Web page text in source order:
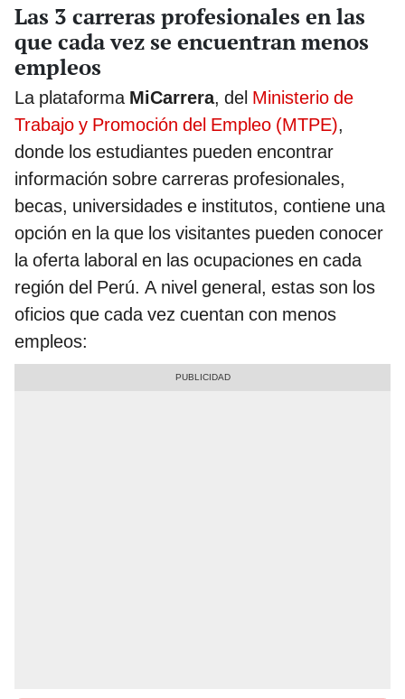
Las 3 carreras profesionales en las
que cada vez se encuentran menos
empleos
La plataforma MiCarrera, del Ministerio de
Trabajo y Promoción del Empleo (MTPE),
donde los estudiantes pueden encontrar
información sobre carreras profesionales,
becas, universidades e institutos, contiene una
opción en la que los visitantes pueden conocer
la oferta laboral en las ocupaciones en cada
región del Perú. A nivel general, estas son los
oficios que cada vez cuentan con menos
empleos: